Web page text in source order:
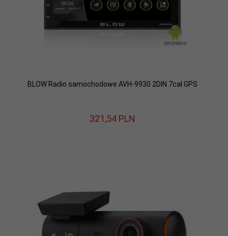
BLOW Radio samochodowe AVH-9930 2DIN 7cal GPS
321,54 PLN